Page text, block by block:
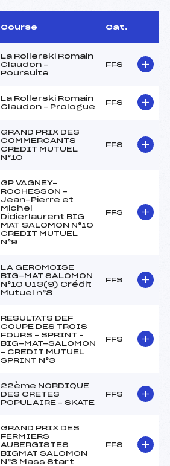
Course Cat.
La Rollerski Romain
Claudon –
Poursuite
FFS
La Rollerski Romain
Claudon – Prologue
FFS
GRAND PRIX DES
COMMERCANTS
CREDIT MUTUEL
N°10
FFS
GP VAGNEY-
ROCHESSON –
Jean-Pierre et
Michel
Didierlaurent BIG
MAT SALOMON N°10
CREDIT MUTUEL
N°9
FFS
LA GEROMOISE
BIG-MAT SALOMON
N°10 U13(9) Crédit
Mutuel n°8
FFS
RESULTATS DEF
COUPE DES TROIS
FOURS – SPRINT –
BIG-MAT-SALOMON
– CREDIT MUTUEL
SPRINT N°3
FFS
22ème NORDIQUE
DES CRETES
POPULAIRE – SKATE
FFS
GRAND PRIX DES
FERMIERS
AUBERGISTES
BIGMAT SALOMON
N°3 Mass Start
FFS